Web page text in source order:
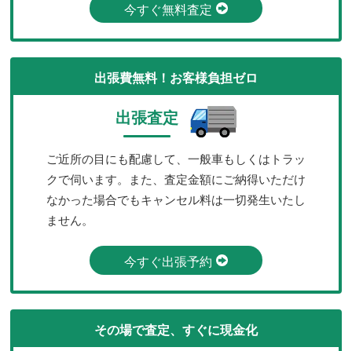
今すぐ無料査定
出張費無料！お客様負担ゼロ
出張査定
ご近所の目にも配慮して、一般車もしくはトラッ
クで伺います。また、査定金額にご納得いただけ
なかった場合でもキャンセル料は一切発生いたし
ません。
今すぐ出張予約
その場で査定、すぐに現金化